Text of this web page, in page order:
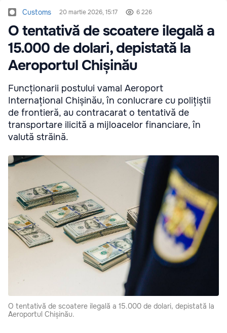
Customs 20 martie 2026, 15:17 6 226
O tentativă de scoatere ilegală a
15.000 de dolari, depistată la
Aeroportul Chișinău
Funcționarii postului vamal Aeroport
Internațional Chișinău, în conlucrare cu polițiștii
de frontieră, au contracarat o tentativă de
transportare ilicită a mijloacelor financiare, în
valută străină.
O tentativă de scoatere ilegală a 15.000 de dolari, depistată la
Aeroportul Chișinău.